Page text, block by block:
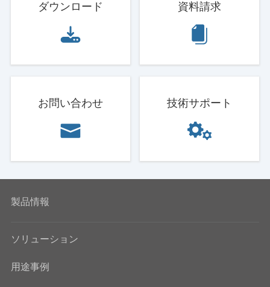
ダウンロード 資料請求
お問い合わせ 技術サポート
製品情報
ソリューション
用途事例